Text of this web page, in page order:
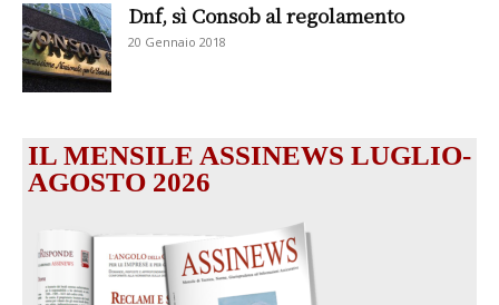
Dnf, sì Consob al regolamento
20 Gennaio 2018
IL MENSILE ASSINEWS LUGLIO-
AGOSTO 2026